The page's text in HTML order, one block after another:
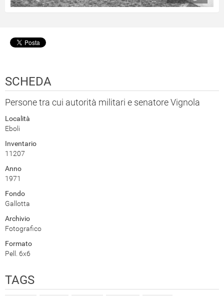
SCHEDA
Persone tra cui autorità militari e senatore Vignola
Località
Eboli
Inventario
11207
Anno
1971
Fondo
Gallotta
Archivio
Fotografico
Formato
Pell. 6x6
TAGS